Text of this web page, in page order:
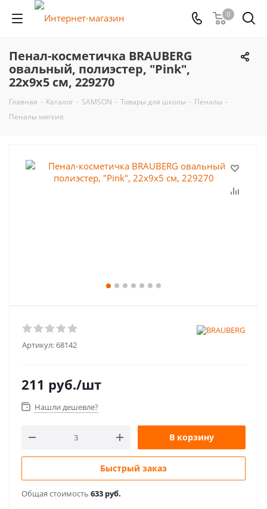
0
Пенал-косметичка BRAUBERG
овальный, полиэстер, "Pink",
22х9х5 см, 229270
Главная - Каталог - SAMSON - Товары для школы - Пеналы -
Пеналы мягкие
Артикул:68142
211 руб./шт
Нашли дешевле?
В корзину
Быстрый заказ
Общая стоимость 633 руб.